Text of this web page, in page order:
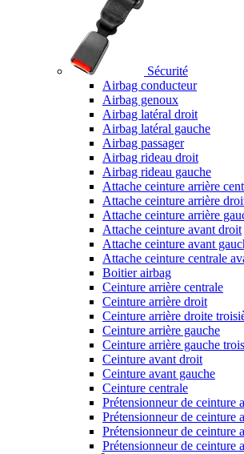
Sécurité
Airbag conducteur
Airbag genoux
Airbag latéral droit
Airbag latéral gauche
Airbag passager
Airbag rideau droit
Airbag rideau gauche
Attache ceinture arrière
Attache ceinture arrière
Attache ceinture arrière
Attache ceinture avant droit
Attache ceinture avant
Attache ceinture centrale
Boitier airbag
Ceinture arrière centrale
Ceinture arrière droit
Ceinture arrière droite
Ceinture arrière gauche
Ceinture arrière gauche
Ceinture avant droit
Ceinture avant gauche
Ceinture centrale
Prétensionneur de ceinture
Prétensionneur de ceinture
Prétensionneur de ceinture
Prétensionneur de ceinture